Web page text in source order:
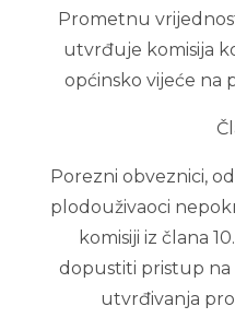
Prometnu
utvrđuje komisija
općinsko vijeće na
Porezni obveznici,
plodouživaoci
komisiji iz člana
dopustiti pristup na
utvrđivanja